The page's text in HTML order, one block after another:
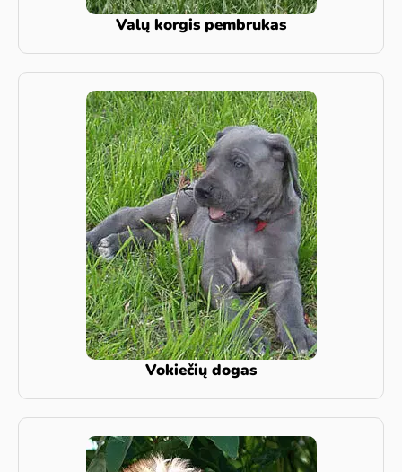
Valų korgis pembrukas
Vokiečių dogas